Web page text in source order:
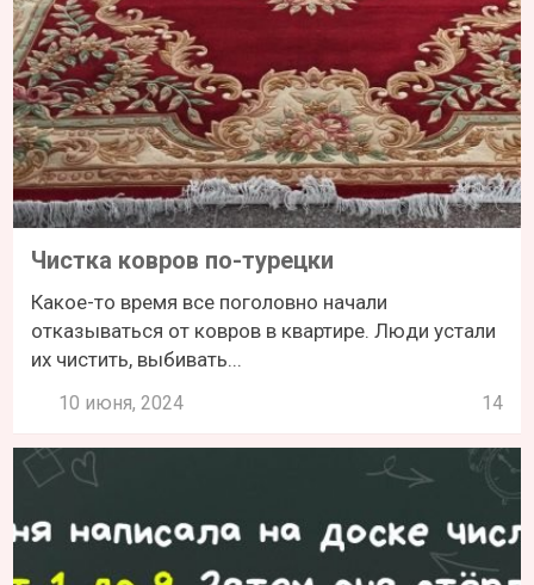
Чистка ковров по-турецки
Какое-то время все поголовно начали
отказываться от ковров в квартире. Люди устали
их чистить, выбивать...
10 июня, 2024 14